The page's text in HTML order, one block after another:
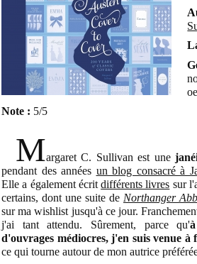
Note : 5/5
Margaret C. Sullivan est une
pendant des années un blog consacré à
Elle a également écritdifférents livres sur
certains, dont une suite de Northanger
sur ma wishlist jusqu'à ce jour.
j'ai tant attendu. Sûrement, parce qu'
d'ouvrages médiocres, j'en suis venue à
ce qui tourne autour de mon autrice